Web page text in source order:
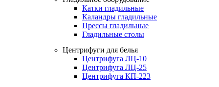
Катки гладильные
Каландры гладильные
Прессы гладильные
Гладильные столы
Центрифуги для белья
Центрифуга ЛЦ-10
Центрифуга ЛЦ-25
Центрифуга КП-223